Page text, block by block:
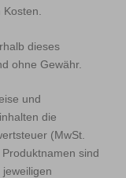
dieses
ohne Gewähr.
und
die
(MwSt.
sind